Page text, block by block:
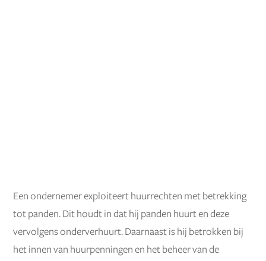
Een ondernemer exploiteert huurrechten met betrekking
tot panden. Dit houdt in dat hij panden huurt en deze
vervolgens onderverhuurt. Daarnaast is hij betrokken bij
het innen van huurpenningen en het beheer van de